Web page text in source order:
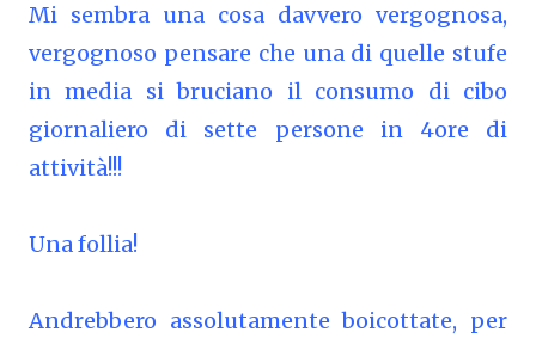
Mi sembra una cosa davvero vergognosa,
vergognoso pensare che una di quelle stufe
in media si bruciano il consumo di cibo
giornaliero di sette persone in 4ore di
attività!!!
Una follia!
Andrebbero assolutamente boicottate, per